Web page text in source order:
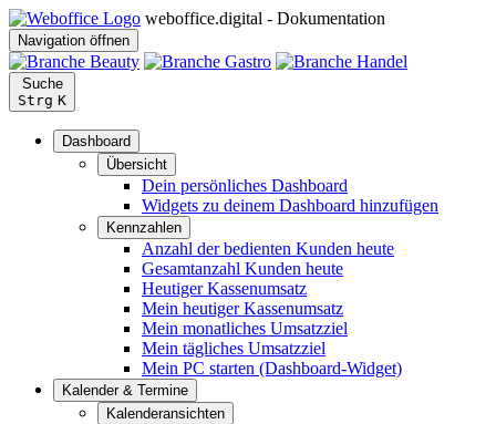
weboffice.digital - Dokumentation
Navigation öffnen
Suche
Strg K
Dashboard
Übersicht
Dein persönliches Dashboard
Widgets zu deinem Dashboard hinzufügen
Kennzahlen
Anzahl der bedienten Kunden heute
Gesamtanzahl Kunden heute
Heutiger Kassenumsatz
Mein heutiger Kassenumsatz
Mein monatliches Umsatzziel
Mein tägliches Umsatzziel
Mein PC starten (Dashboard-Widget)
Kalender & Termine
Kalenderansichten